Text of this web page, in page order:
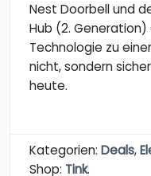
Nest Doorbell und
Hub (2.
Technologie zu
nicht, sondern
heute.
Kategorien: Deals,
Shop: Tink.